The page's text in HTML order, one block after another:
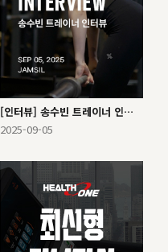
[인터뷰] 송수빈 트레이너 인터뷰
2025-09-05